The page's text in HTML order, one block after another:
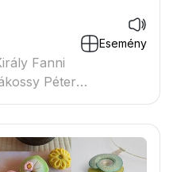
Esemény
Péter